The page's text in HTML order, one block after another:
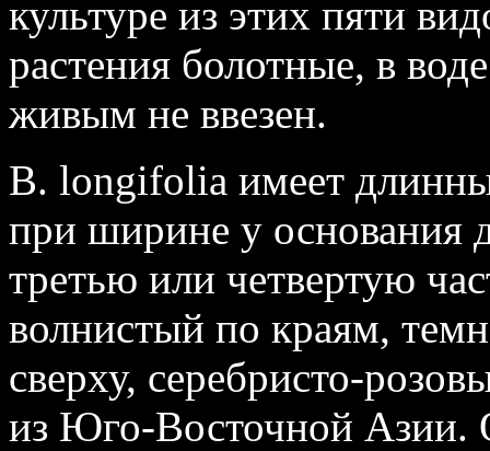
культуре из этих пяти
растения болотные, в
живым не ввезен.
В. longifolia имеет
при ширине у основания
третью или четвертую
волнистый по краям,
сверху,
из Юго‑Восточной Азии.